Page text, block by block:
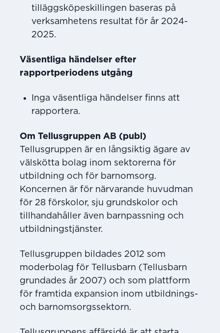
tilläggsköpeskillingen baseras på
verksamhetens resultat för år 2024-
2025.
Väsentliga händelser efter
rapportperiodens utgång
Inga väsentliga händelser finns att
rapportera.
Om Tellusgruppen AB (publ)
Tellusgruppen är en långsiktig ägare av
välskötta bolag inom sektorerna för
utbildning och för barnomsorg.
Koncernen är för närvarande huvudman
för 28 förskolor, sju grundskolor och
tillhandahåller även barnpassning och
utbildningstjänster.
Tellusgruppen bildades 2012 som
moderbolag för Tellusbarn (Tellusbarn
grundades år 2007) och som plattform
för framtida expansion inom utbildnings-
och barnomsorgssektorn.